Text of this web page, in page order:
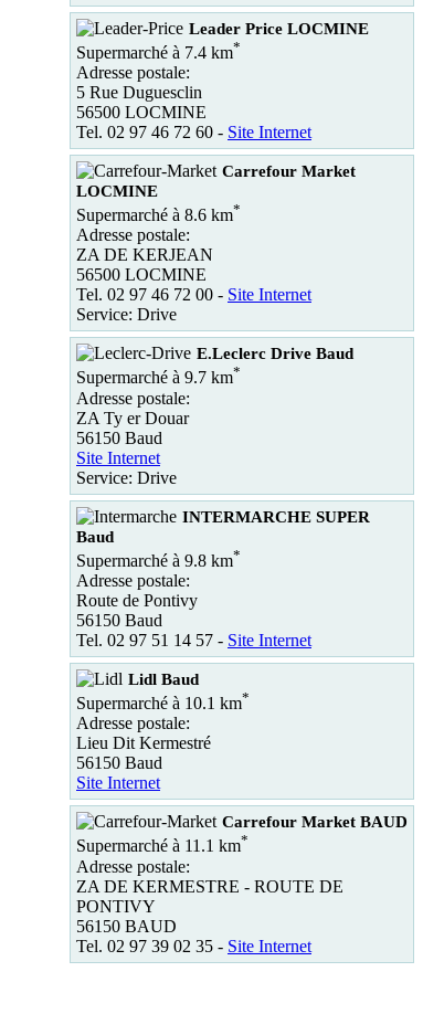
Leader Price LOCMINE
Supermarché à 7.4 km*
Adresse postale:
5 Rue Duguesclin
56500 LOCMINE
Tel. 02 97 46 72 60 - Site Internet
Carrefour Market
LOCMINE
Supermarché à 8.6 km*
Adresse postale:
ZA DE KERJEAN
56500 LOCMINE
Tel. 02 97 46 72 00 - Site Internet
Service: Drive
E.Leclerc Drive Baud
Supermarché à 9.7 km*
Adresse postale:
ZA Ty er Douar
56150 Baud
Site Internet
Service: Drive
INTERMARCHE SUPER
Baud
Supermarché à 9.8 km*
Adresse postale:
Route de Pontivy
56150 Baud
Tel. 02 97 51 14 57 - Site Internet
Lidl Baud
Supermarché à 10.1 km*
Adresse postale:
Lieu Dit Kermestré
56150 Baud
Site Internet
Carrefour Market BAUD
Supermarché à 11.1 km*
Adresse postale:
ZA DE KERMESTRE - ROUTE DE
PONTIVY
56150 BAUD
Tel. 02 97 39 02 35 - Site Internet